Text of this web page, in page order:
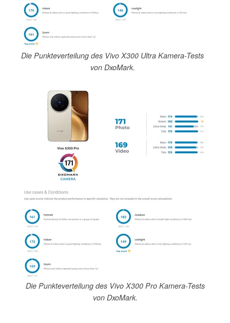
Die Punkteverteilung des Vivo X300 Ultra Kamera-Tests
von DxoMark.
Die Punkteverteilung des Vivo X300 Pro Kamera-Tests
von DxoMark.